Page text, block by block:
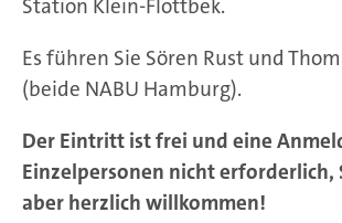
Station Klein-Flottbek.
Es führen Sie Sören Rust und
(beide NABU Hamburg).
Der Eintritt ist frei und eine
Einzelpersonen nicht erforderlich,
aber herzlich willkommen!